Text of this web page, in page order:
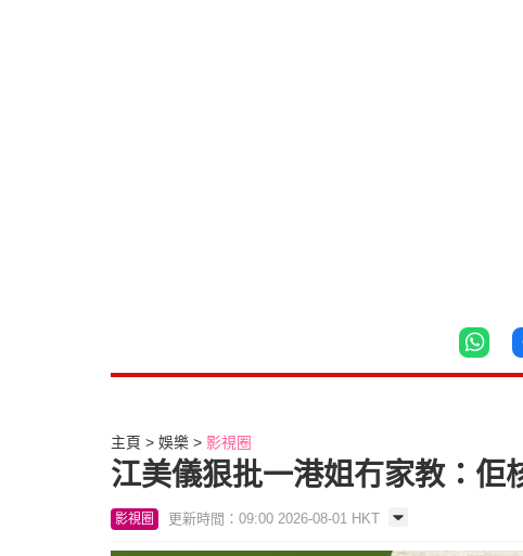
主頁 娛樂 影視圈
江美儀狠批一港姐冇家教：
影視圈 更新時間：09:00 2026-08-01 HKT